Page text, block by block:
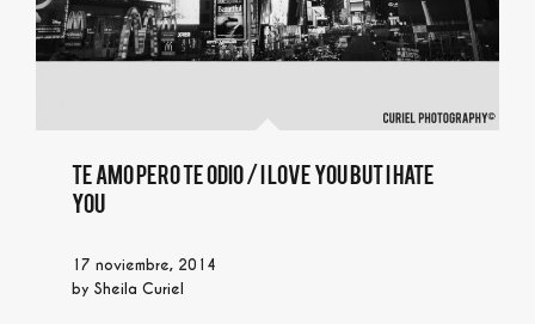
Te amo pero te odio / I love you but I hate
you
17 noviembre, 2014
by Sheila Curiel